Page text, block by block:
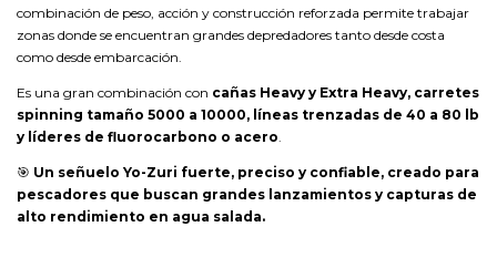
combinación de peso, acción y construcción reforzada permite trabajar
zonas donde se encuentran grandes depredadores tanto desde costa
como desde embarcación.
Es una gran combinación con cañas Heavy y Extra Heavy, carretes
spinning tamaño 5000 a 10000, líneas trenzadas de 40 a 80 lb
y líderes de fluorocarbono o acero
🎯 Un señuelo Yo-Zuri fuerte, preciso y confiable, creado para
pescadores que buscan grandes lanzamientos y capturas de
alto rendimiento en agua salada.